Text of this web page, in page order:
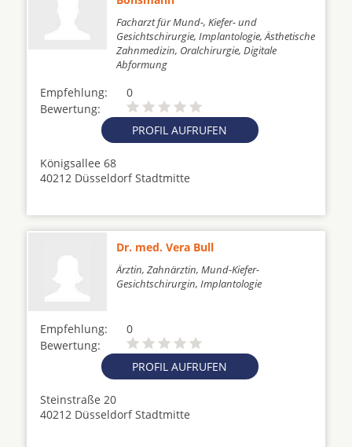
Facharzt für Mund-, Kiefer- und
Gesichtschirurgie, Implantologie, Ästhetische
Zahnmedizin, Oralchirurgie, Digitale
Abformung
Empfehlung:
0
Bewertung:
PROFIL AUFRUFEN
Königsallee 68
40212 Düsseldorf Stadtmitte
Dr. med. Vera Bull
Ärztin, Zahnärztin, Mund-Kiefer-
Gesichtschirurgin, Implantologie
Empfehlung:
0
Bewertung:
PROFIL AUFRUFEN
Steinstraße 20
40212 Düsseldorf Stadtmitte